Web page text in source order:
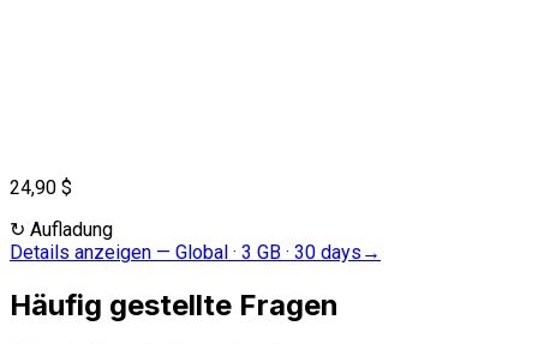
24,90 $
↻ Aufladung
Details anzeigen — Global · 3 GB · 30 days →
Häufig gestellte Fragen